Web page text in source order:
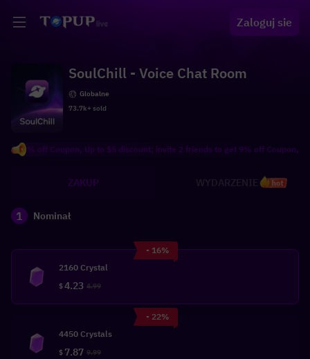
Zaloguj sie
SoulChill - Voice Chat Room
Globalne
73.7k+ sold
off Coupon, Up to $5 discount; invite 2 friends to get 9% off Coupon, Up
ZAKUP hot
1 Nominał
- 16%
2160 Crystal
$4.23 4.99
- 22%
4450 Crystals
$ 7.87 9.99